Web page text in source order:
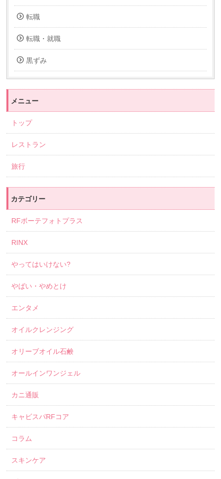
転職
転職・就職
黒ずみ
メニュー
トップ
レストラン
旅行
カテゴリー
RFボーテフォトプラス
RINX
やってはいけない?
やばい・やめとけ
エンタメ
オイルクレンジング
オリーブオイル石鹸
オールインワンジェル
カニ通販
キャビスパRFコア
コラム
スキンケア